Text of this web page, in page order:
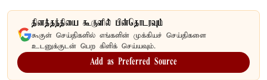
தினத்தந்தியை கூகுளில் பின்தொடரவும்
கூகுள் செய்திகளில் எங்களின் முக்கியச் செய்திகளை
உடனுக்குடன் பெற கிளிக் செய்யவும்.
Add as Preferred Source